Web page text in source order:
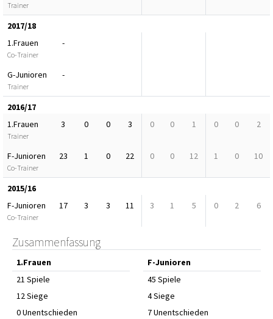
Trainer
2017/18
1.Frauen
Co-Trainer
-
G-Junioren
Trainer
-
2016/17
1.Frauen
Trainer
3 0 0 3 0 0 1 0 0 2
F-Junioren
Co-Trainer
23 1 0 22 0 0 12 1 0 10
2015/16
F-Junioren
Co-Trainer
17 3 3 11 3 1 5 0 2 6
Zusammenfassung
1.Frauen
21 Spiele
12 Siege
0 Unentschieden
F-Junioren
45 Spiele
4 Siege
7 Unentschieden